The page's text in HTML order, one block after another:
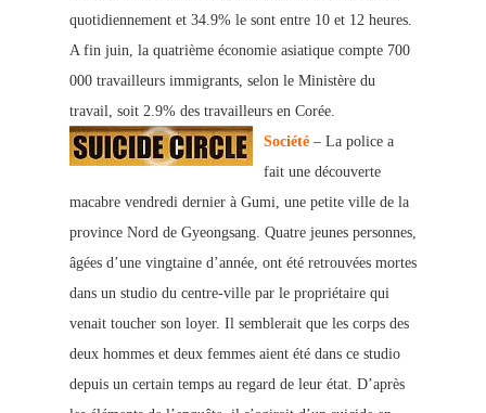
quotidiennement et 34.9% le sont entre 10 et 12 heures.
A fin juin, la quatrième économie asiatique compte 700
000 travailleurs immigrants, selon le Ministère du
travail, soit 2.9% des travailleurs en Corée.
Société – La police a
fait une découverte
macabre vendredi dernier à Gumi, une petite ville de la
province Nord de Gyeongsang. Quatre jeunes personnes,
âgées d’une vingtaine d’année, ont été retrouvées mortes
dans un studio du centre-ville par le propriétaire qui
venait toucher son loyer. Il semblerait que les corps des
deux hommes et deux femmes aient été dans ce studio
depuis un certain temps au regard de leur état. D’après